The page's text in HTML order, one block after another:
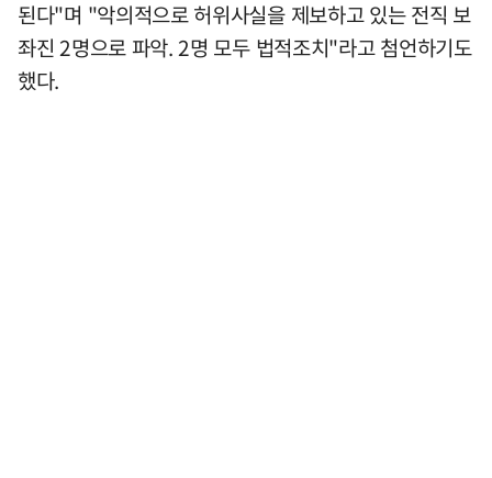
된다"며 "악의적으로 허위사실을 제보하고 있는 전직 보
좌진 2명으로 파악. 2명 모두 법적조치"라고 첨언하기도
했다.